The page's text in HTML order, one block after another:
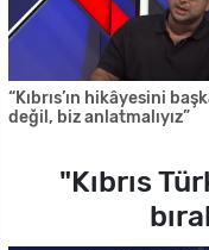
“Kıbrıs’ın hikâyesini
değil, biz anlatmalıyız”
"Kıbrıs